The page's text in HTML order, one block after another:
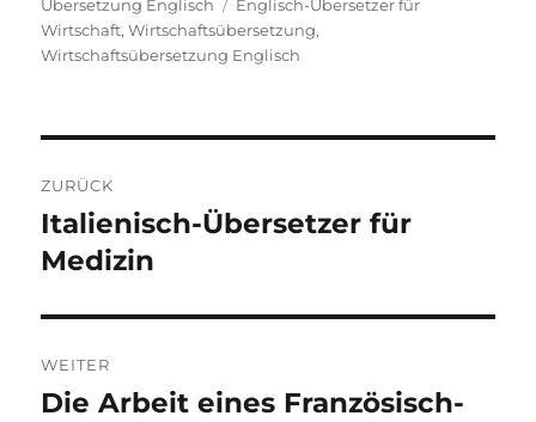
am
Übersetzung Englisch
Schlagwörter
Englisch-Übersetzer für
Wirtschaft,Wirtschaftsübersetzung,
Wirtschaftsübersetzung Englisch
ZURÜCK
Vorheriger
Beitrag:
Italienisch-Übersetzer für
Medizin
WEITER
Nächster
Die Arbeit eines Französisch-